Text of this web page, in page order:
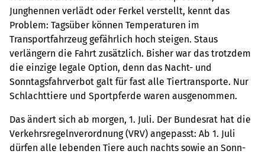
Junghennen verlädt oder Ferkel verstellt, kennt das
Problem: Tagsüber können Temperaturen im
Transportfahrzeug gefährlich hoch steigen. Staus
verlängern die Fahrt zusätzlich. Bisher war das trotzdem
die einzige legale Option, denn das Nacht- und
Sonntagsfahrverbot galt für fast alle Tiertransporte. Nur
Schlachttiere und Sportpferde waren ausgenommen.
Das ändert sich ab morgen, 1. Juli. Der Bundesrat hat die
Verkehrsregelnverordnung (VRV) angepasst: Ab 1. Juli
dürfen alle lebenden Tiere auch nachts sowie an Sonn-